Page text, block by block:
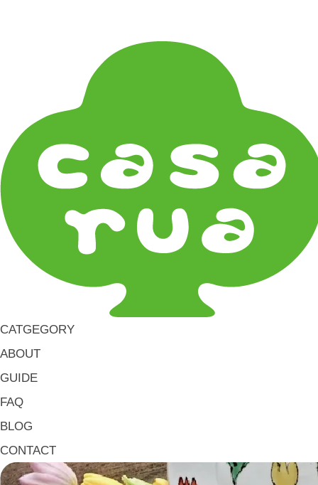
CATGEGORY
ABOUT
GUIDE
FAQ
BLOG
CONTACT
《キッズ》Kids
こどもの器 Children's Tableware
《器タイプ》Tableware Type
碗・椀・丼 Bowls
小皿・豆皿 Small Plates & Pea Cups
平皿 Flat Plates
中皿 Side Plates
マグ & カップ Mugs & Cups
ピッチャー Jugs
一輪挿し・花瓶